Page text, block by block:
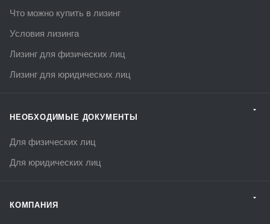
Что можно купить в лизинг
Условия лизинга
Лизинг для физических лиц
Лизинг для юридических лиц
НЕОБХОДИМЫЕ ДОКУМЕНТЫ
Для физических лиц
Для юридических лиц
КОМПАНИЯ